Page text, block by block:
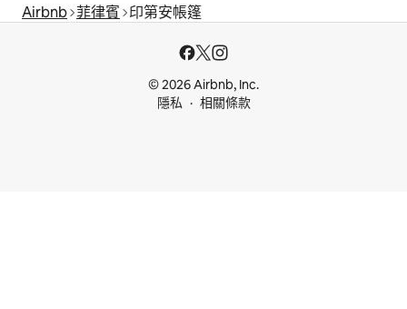
Airbnb 菲律賓 印第安帳篷
© 2026 Airbnb, Inc.
隱私
相關條款